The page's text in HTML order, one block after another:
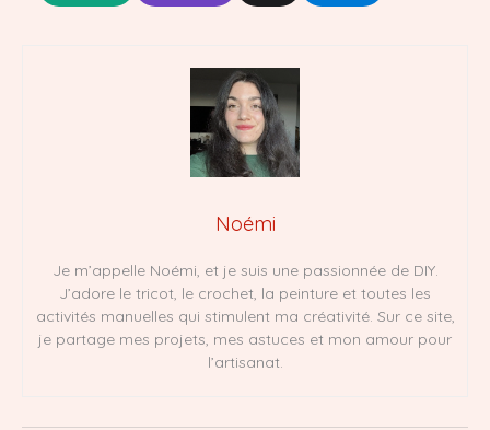
Noémi
Je m’appelle Noémi, et je suis une passionnée de DIY.
J’adore le tricot, le crochet, la peinture et toutes les
activités manuelles qui stimulent ma créativité. Sur ce site,
je partage mes projets, mes astuces et mon amour pour
l’artisanat.